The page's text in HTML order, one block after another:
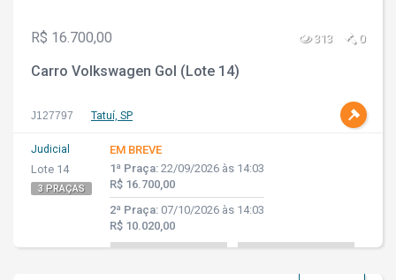
R$ 16.700,00 313 0
Carro Volkswagen Gol (Lote 14)
J127797 Tatuí, SP
Judicial
Lote 14
3 PRAÇAS
EM BREVE
1ª Praça: 22/09/2026 às 14:03
R$ 16.700,00
2ª Praça: 07/10/2026 às 14:03
R$ 10.020,00